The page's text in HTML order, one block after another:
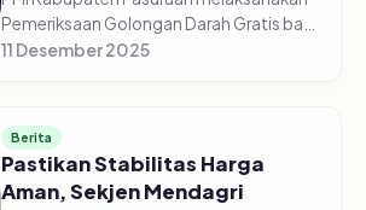
Pemeriksaan Golongan Darah Gratis bagi
5.225 pelajar di 44 sekolah yang tersebar
11 Desember 2025
Berita
Pastikan Stabilitas Harga
Aman, Sekjen Mendagri